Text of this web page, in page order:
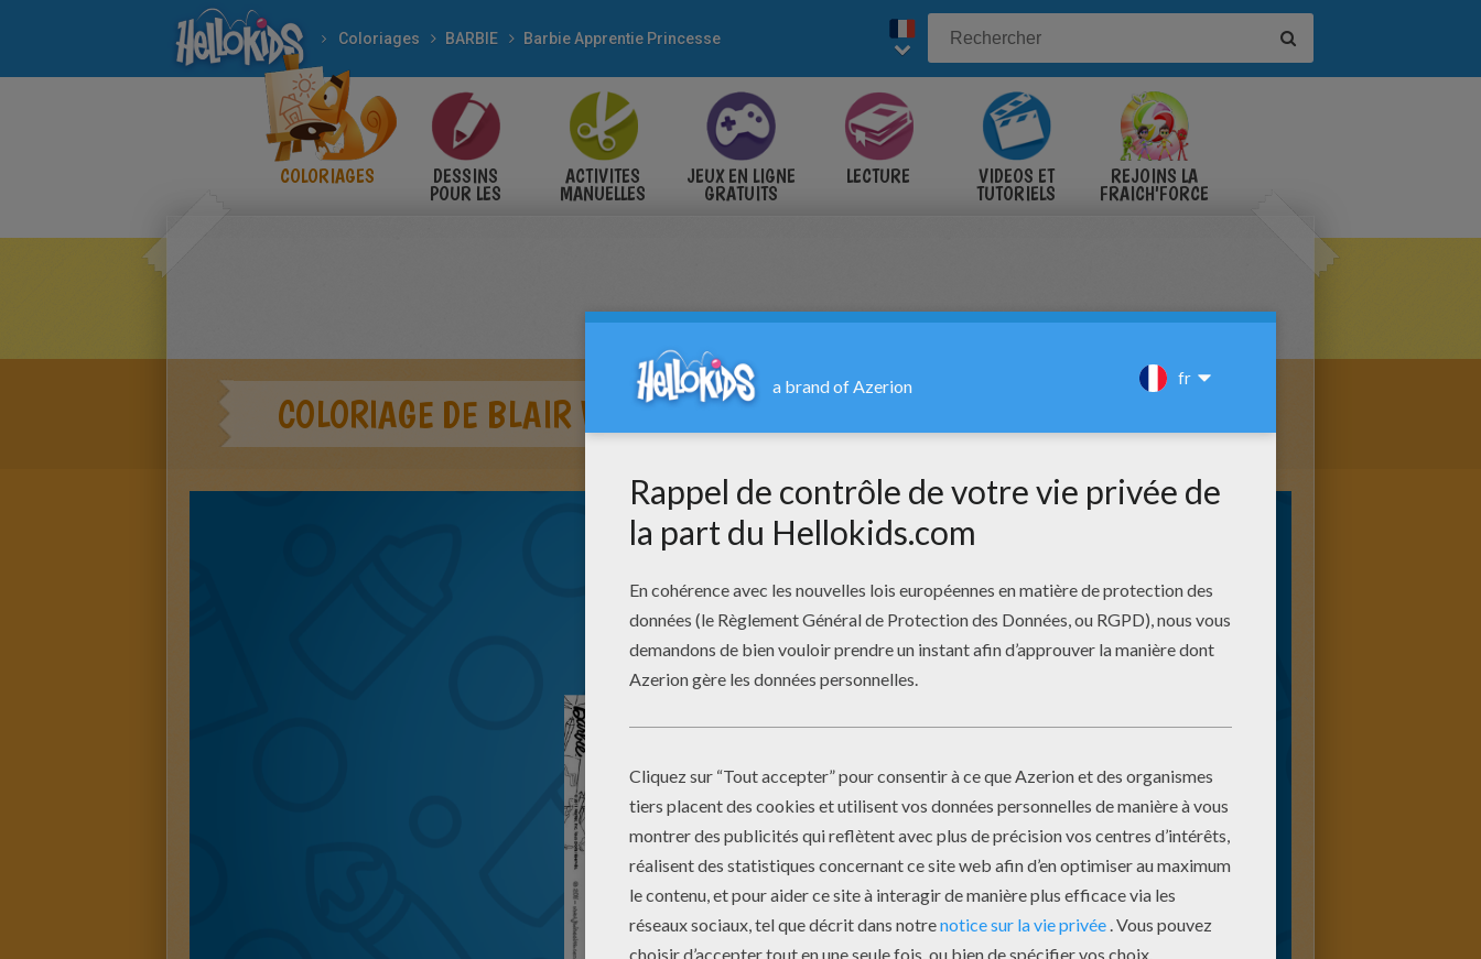
Coloriages BARBIE Barbie Apprentie Princesse
COLORIAGES DESSINS
POUR LES
ACTIVITES
MANUELLES
JEUX EN LIGNE
GRATUITS
LECTURE VIDÉOS ET
TUTORIELS
REJOINS LA
FRAICH'FORCE
COLORIAGE DE BLAIR WILLOWS